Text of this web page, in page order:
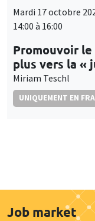
Mardi 17 octobre
14:00 à 16:00
Promouvoir
plus vers la «
Miriam Teschl
UNIQUEMENT EN
Job market